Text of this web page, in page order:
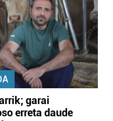
garai
erreta daude